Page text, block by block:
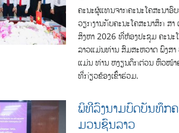
ຄະນະຜູ້ແທນຈາກຄະນະໂຄສະນາ
ວຽກງານກັບຄະນະໂຄສະນາສຶກ ສ
ສິງຫາ 2026 ທີ່ຫ້ອງປະຊຸມ ຄະນະ
ລາວແມ່ນທ່ານ ສົມສະຫວາດ ພົງ
ແມ່ນ ທ່ານ ຫງຽນດຶກຕ່ວນ ຫົວໜ້າ
ທີ່ກ່ຽວຂ້ອງເຂົ້າຮ່ວມ.
ພິທີລົງນາມບົດບັນທຶກຄ
ມວນຊົນລາວ